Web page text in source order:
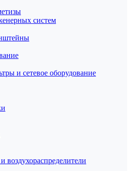
систем
и сетевое оборудование
воздухораспределители